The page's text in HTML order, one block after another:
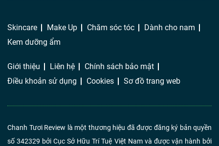
Skincare Make Up Chăm sóc tóc
Dành cho nam
Kem dưỡng ẩm
Giới thiệu Liên hệ
Chính sách bảo mật
Điều khoản sử dụng
Cookies Sơ đồ trang web
Chanh Tươi Review là một thương hiệu đã được đăng ký bản quyền
số 342329 bởi Cục Sở Hữu Trí Tuệ Việt Nam và được vận hành bởi